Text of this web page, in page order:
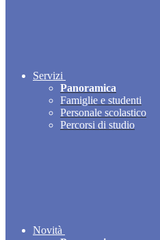
Servizi
Panoramica
Famiglie e studenti
Personale scolastico
Percorsi di studio
Novità